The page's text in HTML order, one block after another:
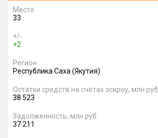
Место
33
+/-
+2
Регион
Республика Саха (Якутия)
Остатки средств на счетах эскроу, млн руб.
38 523
Задолженность, млн руб.
37 211